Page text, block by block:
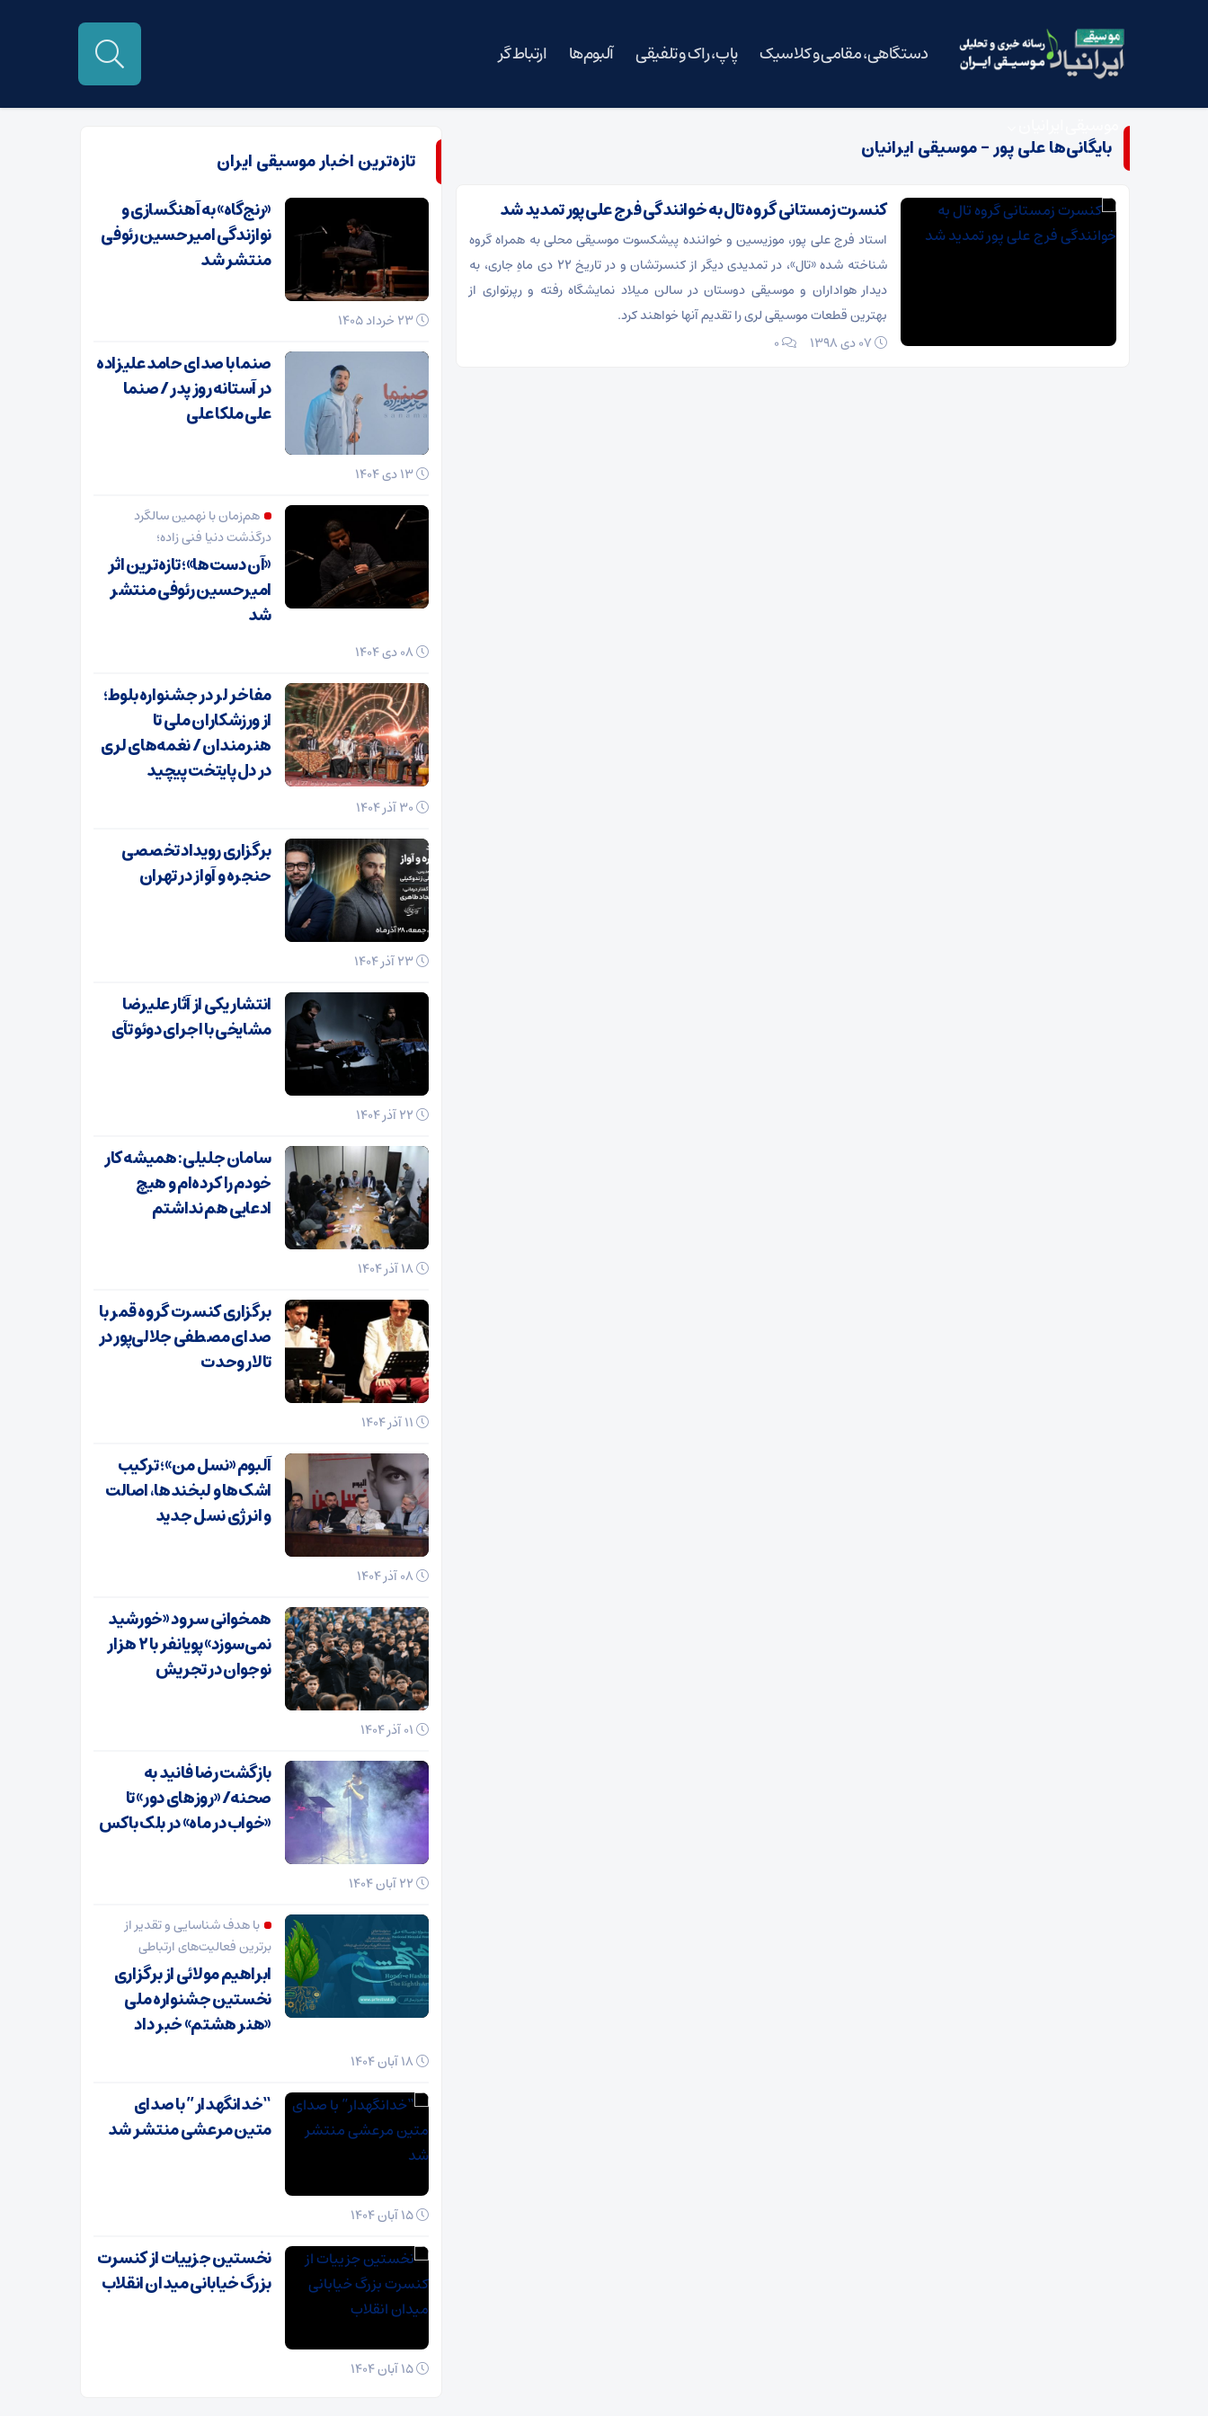
دستگاهی، مقامی و کلاسیک پاپ، راک و تلفیقی آلبوم‌ها ارتباط گر
بایگانی‌ها علی پور - موسیقی ایرانیان
کنسرت زمستانی گروه تال به خوانندگی فرج علی پور تمدید شد
استاد فرج علی پور، موزیسین و خواننده پیشکسوت موسیقی محلی به همراه گروه
شناخته شده «تال»، در تمدیدی دیگر از کنسرتشان و در تاریخ ۲۲ دی ماهِ جاری، به
دیدار هواداران و موسیقی دوستان در سالن میلاد نمایشگاه رفته و رپرتواری از
بهترین قطعات موسیقی لری را تقدیم آنها خواهند کرد.
۰
تازه‌ترین اخبار موسیقی ایران
«رنج‌گاه» به آهنگسازی و
نوازندگی امیرحسین رئوفی
منتشر شد
صنما با صدای حامد علیزاده
در آستانه روز پدر / صنما
علی ملکا علی
هم‌زمان با نهمین سالگرد
درگذشت دنیا فنی زاده؛
«آن دست‌ها»؛ تازه‌ترین اثر
امیرحسین رئوفی منتشر
شد
مفاخر لر در جشنواره بلوط؛
از ورزشکاران ملی تا
هنرمندان / نغمه‌های لری
در دل پایتخت پیچید
برگزاری رویداد تخصصی
حنجره و آواز در تهران
انتشار یکی از آثار علیرضا
مشایخی با اجرای دوئو تآی
سامان جلیلی: همیشه کار
خودم را کرده‌ام و هیچ
ادعایی هم نداشتم
برگزاری کنسرت گروه قمر با
صدای مصطفی جلالی‌پور در
تالار وحدت
آلبوم «نسل من»؛ ترکیب
اشک‌ها و لبخندها، اصالت
و انرژی نسل جدید
همخوانی سرود «خورشید
نمی‌سوزد» پویانفر با ۲ هزار
نوجوان در تجریش
بازگشت رضا فانید به
صحنه/ «روزهای دور» تا
«خواب در ماه» در بلک باکس
با هدف شناسایی و تقدیر از
برترین فعالیت‌های ارتباطی
ابراهیم مولائی از برگزاری
نخستین جشنواره ملی
«هنر هشتم» خبر داد
“خدانگهدار” با صدای
متین مرعشی منتشر شد
نخستین جزییات از کنسرت
بزرگ خیابانی میدان انقلاب